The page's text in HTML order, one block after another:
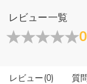
以内に返品＆交換
詳細はこちら
レビュー一覧
レビュー(0) 質
ホーム＆雑貨
大量注文の制
はい、対応可
いたします。お
ードする画像